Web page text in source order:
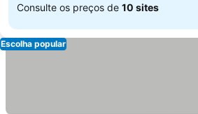
Consulte os preços de 10 sites
Escolha popular